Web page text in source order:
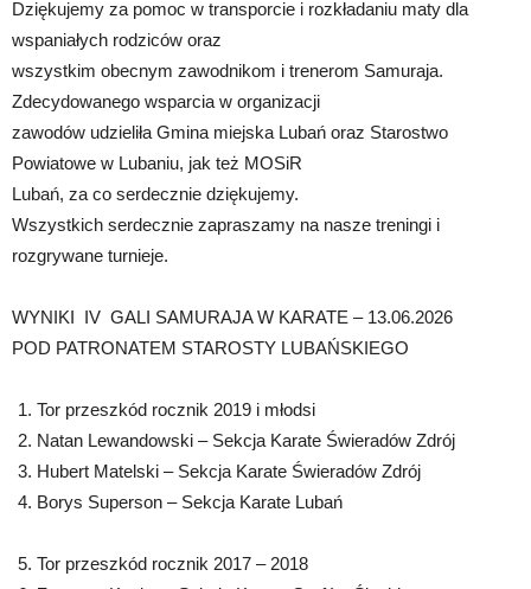
Dziękujemy za pomoc w transporcie i rozkładaniu maty dla
wspaniałych rodziców oraz
wszystkim obecnym zawodnikom i trenerom Samuraja.
Zdecydowanego wsparcia w organizacji
zawodów udzieliła Gmina miejska Lubań oraz Starostwo
Powiatowe w Lubaniu, jak też MOSiR
Lubań, za co serdecznie dziękujemy.
Wszystkich serdecznie zapraszamy na nasze treningi i
rozgrywane turnieje.
WYNIKI IV GALI SAMURAJA W KARATE – 13.06.2026
POD PATRONATEM STAROSTY LUBAŃSKIEGO
Tor przeszkód rocznik 2019 i młodsi
Natan Lewandowski – Sekcja Karate Świeradów Zdrój
Hubert Matelski – Sekcja Karate Świeradów Zdrój
Borys Superson – Sekcja Karate Lubań
Tor przeszkód rocznik 2017 – 2018